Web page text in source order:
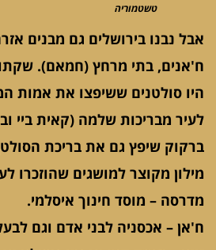
טשטמוריה
אבל נבנו בירושלים גם מבנים
ח'אנים, בתי מרחץ (חמאם).
היו סולטנים ששיפצו את אמות
לעיר מבריכות שלמה (קאית ביי
ברקוק שיפץ גם את בריכת
מילון מקוצר למושגים שהוזכרו
מדרסה – מוסד חינוך איסלמי.
ח'אן – אכסניה לבני אדם וגם